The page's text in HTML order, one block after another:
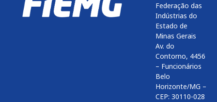
Federação das
Indústrias do
Estado de
Minas Gerais
Av. do
Contorno, 4456
– Funcionários
Belo
Horizonte/MG –
CEP: 30110-028